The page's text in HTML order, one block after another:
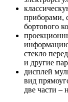
приборами,
бортового
стекло
и другие
дисплей
вид
две части –